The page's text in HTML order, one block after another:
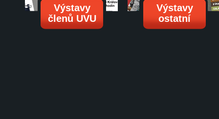
Výstavy
členů UVU
Výstavy
ostatní